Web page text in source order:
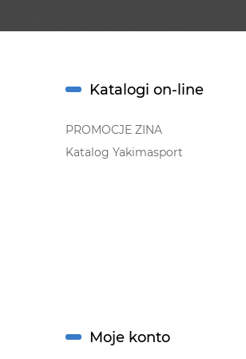
Katalogi on-line
PROMOCJE ZINA
Katalog Yakimasport
Moje konto